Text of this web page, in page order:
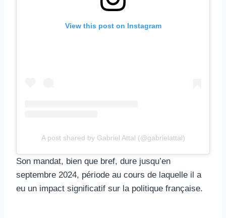
View this post on Instagram
A post shared by Gabriel Attal (@gabrielattal)
Son mandat, bien que bref, dure jusqu’en
septembre 2024, période au cours de laquelle il a
eu un impact significatif sur la politique française.